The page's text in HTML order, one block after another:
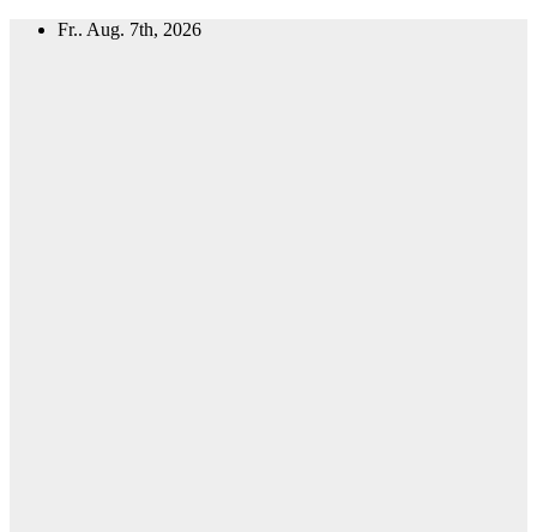
Zum
Fr.. Aug. 7th, 2026